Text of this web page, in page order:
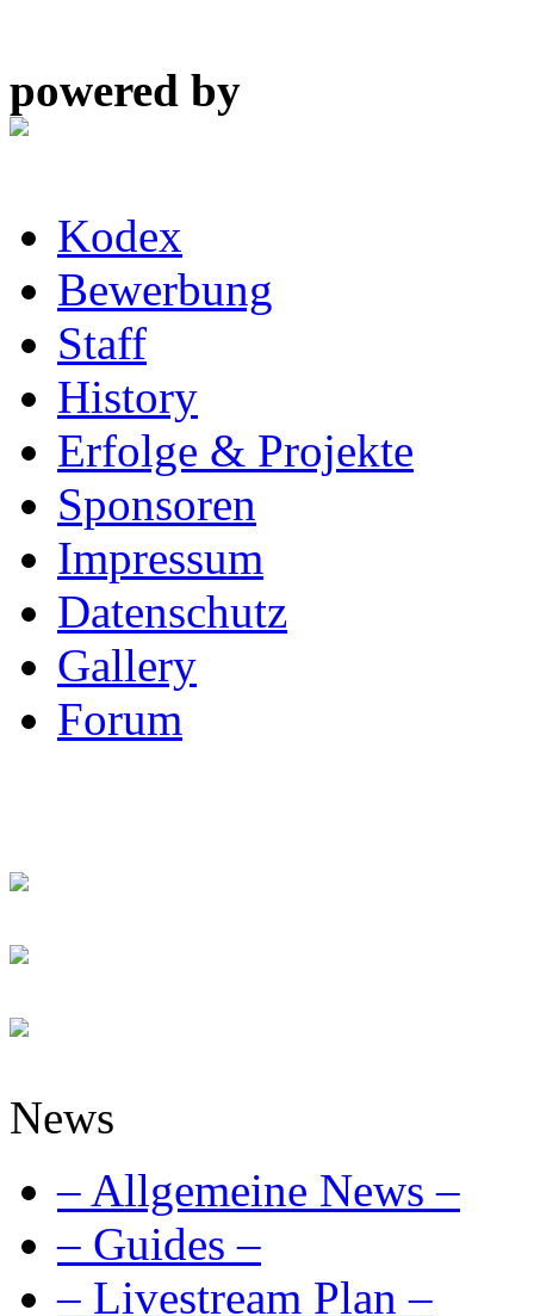
powered by
Kodex
Bewerbung
Staff
History
Erfolge & Projekte
Sponsoren
Impressum
Datenschutz
Gallery
Forum
News
– Allgemeine News –
– Guides –
– Livestream Plan –